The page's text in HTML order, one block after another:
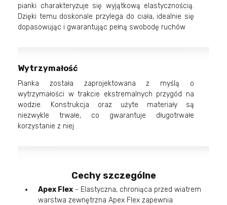
pianki charakteryzuje się wyjątkową elastycznością.
Dzięki temu doskonale przylega do ciała, idealnie się
dopasowując i gwarantując pełną swobodę ruchów
Wytrzymałość
Pianka została zaprojektowana z myślą o
wytrzymałości w trakcie ekstremalnych przygód na
wodzie. Konstrukcja oraz użyte materiały są
niezwykle trwałe, co gwarantuje długotrwałe
korzystanie z niej
Cechy szczególne
Apex Flex - Elastyczna, chroniąca przed wiatrem
warstwa zewnętrzna Apex Flex zapewnia